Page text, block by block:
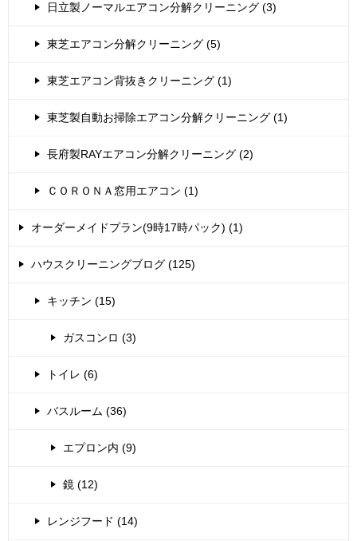
日立製ノーマルエアコン分解クリーニング (3)
東芝エアコン分解クリーニング (5)
東芝エアコン背抜きクリーニング (1)
東芝製自動お掃除エアコン分解クリーニング (1)
長府製RAYエアコン分解クリーニング (2)
ＣＯＲＯＮＡ窓用エアコン (1)
オーダーメイドプラン(9時17時パック) (1)
ハウスクリーニングブログ (125)
キッチン (15)
ガスコンロ (3)
トイレ (6)
バスルーム (36)
エプロン内 (9)
鏡 (12)
レンジフード (14)